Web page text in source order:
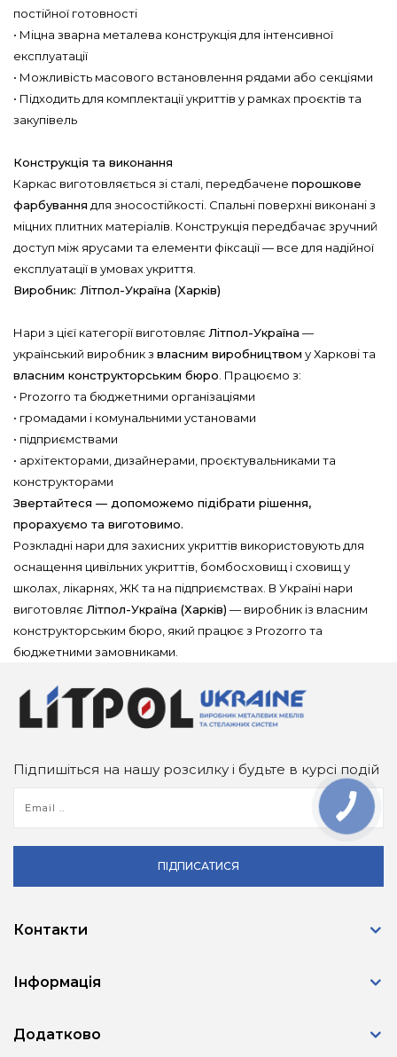
постійної готовності
• Міцна зварна металева конструкція для інтенсивної
експлуатації
• Можливість масового встановлення рядами або секціями
• Підходить для комплектації укриттів у рамках проєктів та
закупівель
Конструкція та виконання
Каркас виготовляється зі сталі, передбачене порошкове
фарбування для зносостійкості. Спальні поверхні виконані з
міцних плитних матеріалів. Конструкція передбачає зручний
доступ між ярусами та елементи фіксації — все для надійної
експлуатації в умовах укриття.
Виробник: Літпол-Україна (Харків)
Нари з цієї категорії виготовляє Літпол-Україна —
український виробник з власним виробництвом у Харкові та
власним конструкторським бюро . Працюємо з:
• Prozorro та бюджетними організаціями
• громадами і комунальними установами
• підприємствами
• архітекторами, дизайнерами, проєктувальниками та
конструкторами
Звертайтеся — допоможемо підібрати рішення,
прорахуємо та виготовимо.
Розкладні нари для захисних укриттів використовують для
оснащення цивільних укриттів, бомбосховищ і сховищ у
школах, лікарнях, ЖК та на підприємствах. В Україні нари
виготовляє Літпол-Україна (Харків) — виробник із власним
конструкторським бюро, який працює з Prozorro та
бюджетними замовниками.
Підпишіться на нашу розсилку і будьте в курсі подій
ПІДПИСАТИСЯ
Контакти
Інформація
Додатково